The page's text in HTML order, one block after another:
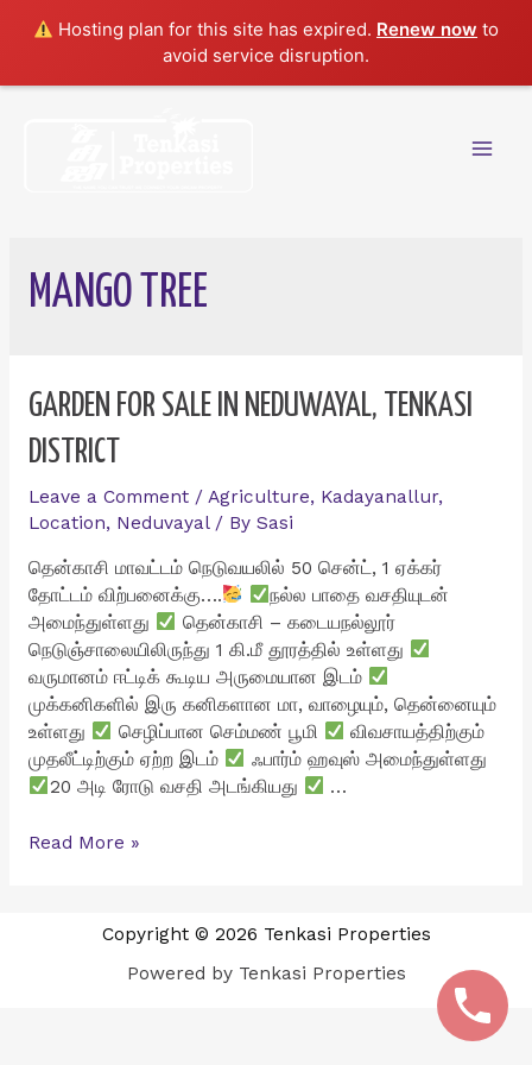
Hosting plan for this site has expired. Renew now to
avoid service disruption.
MANGO TREE
GARDEN FOR SALE IN NEDUWAYAL, TENKASI
DISTRICT
Leave a Comment / Agriculture, Kadayanallur,
Location, Neduvayal/ By Sasi
தென்காசி மாவட்டம் நெடுவயலில் 50 சென்ட், 1 ஏக்கர்
தோட்டம் விற்பனைக்கு….
நல்ல பாதை வசதியுடன்
அமைந்துள்ளது
தென்காசி – கடையநல்லூர்
நெடுஞ்சாலையிலிருந்து 1 கி.மீ தூரத்தில் உள்ளது
வருமானம் ஈட்டிக் கூடிய அருமையான இடம்
முக்கனிகளில் இரு கனிகளான மா, வாழையும், தென்னையும்
உள்ளது
செழிப்பான செம்மண் பூமி
விவசாயத்திற்கும்
முதலீட்டிற்கும் ஏற்ற இடம்
ஃபார்ம் ஹவுஸ் அமைந்துள்ளது
20 அடி ரோடு வசதி அடங்கியது
…
Garden
Neduwayal,
Read More »
Copyright © 2026 Tenkasi Properties
Powered by Tenkasi Properties